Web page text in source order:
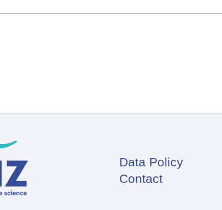
Footer
Data Policy
Contact